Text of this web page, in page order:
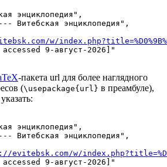
энциклопедия",
Витебская энциклопедия",
w/
9-август-2026]"
-пакета url для более наглядного
(\usepackage{url} в преамбуле),
энциклопедия",
Витебская энциклопедия",
w/
9-август-2026]"